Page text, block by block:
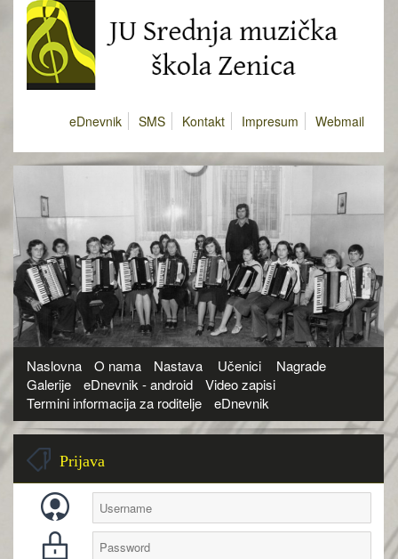
eDnevnik SMS Kontakt Impresum Webmail
Naslovna O nama Nastava Učenici
Nagrade
Galerije
eDnevnik - android
Video zapisi
Termini informacija za roditelje
eDnevnik
Prijava